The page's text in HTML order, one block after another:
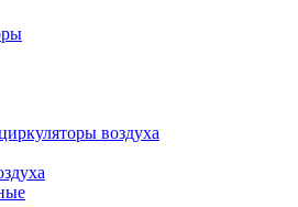
воздуха